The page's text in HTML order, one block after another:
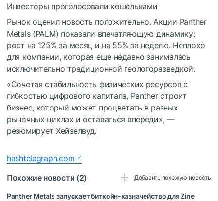
Инвесторы проголосовали кошельками
Рынок оценил новость положительно. Акции Panther
Metals (PALM) показали впечатляющую динамику:
рост на 125% за месяц и на 55% за неделю. Неплохо
для компании, которая еще недавно занималась
исключительно традиционной геологоразведкой.
«Сочетая стабильность физических ресурсов с
гибкостью цифрового капитала, Panther строит
бизнес, который может процветать в разных
рыночных циклах и оставаться впереди», —
резюмирует Хейзелвуд.
hashtelegraph.com
Похожие новости (2)
Добавить похожую новость
Panther Metals запускает биткойн-казначейство для Zine